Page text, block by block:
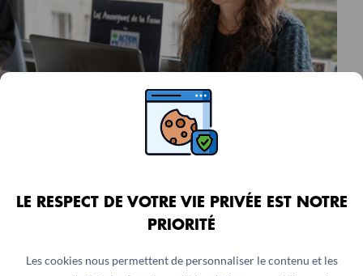
LE RESPECT DE VOTRE VIE PRIVÉE EST NOTRE
PRIORITÉ
Les cookies nous permettent de personnaliser le contenu et les
ASSISTANTE OU ASSISTANT IA
SANTÉ MENTALE ET SOUTIEN
PSYCHOSOCIAL (SMSP)
Ile-de-France, France